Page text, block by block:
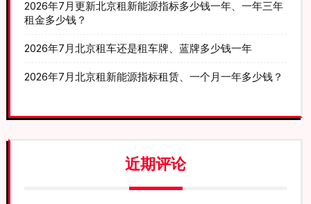
2026年7月更新北京租新能源指标多少钱一年、一年三年
租金多少钱？
2026年7月北京租车还是租车牌、蓝牌多少钱一年
2026年7月北京租新能源指标租赁、一个月一年多少钱？
近期评论